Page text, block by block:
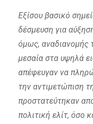
Εξίσου βασικό
δέσμευση για
όμως, αναδιανομής
μεσαία στα υψηλά
απέφευγαν να
την αντιμετώπιση
προστατεύτηκαν
πολιτική ελίτ, όσο